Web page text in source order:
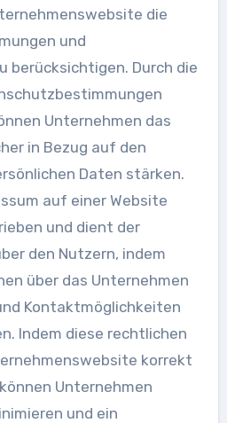
die
und
berücksichtigen. Durch die
Unternehmen das
in Bezug auf den
Daten stärken.
auf einer Website
und dient der
den Nutzern, indem
über das Unternehmen
Kontaktmöglichkeiten
Indem diese rechtlichen
korrekt
Unternehmen
und ein